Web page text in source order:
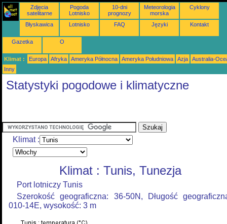
Zdjęcia
satelitarne
Pogoda
Lotnisko
10-dni
prognozy
Meteorologia
morska
Cyklony
Błyskawica Lotnisko FAQ Języki Kontakt
Gazetka O
Klimat : Europa Afryka Ameryka Północna Ameryka Południowa Azja
Australia-
Inny
Statystyki pogodowe i klimatyczne
Klimat :
Klimat : Tunis, Tunezja
Port lotniczy Tunis
Szerokość geograficzna: 36-50N, Długość
010-14E, wysokość: 3 m